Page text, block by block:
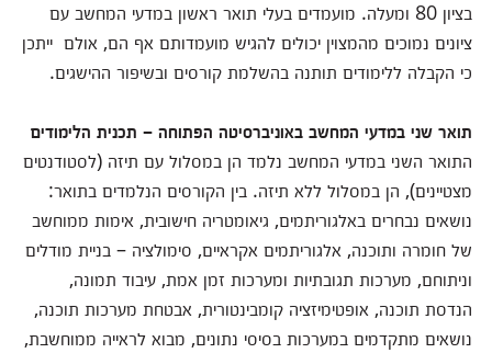
בציון 80 ומעלה. מועמדים בעלי תואר ראשון במדעי המחשב עם
ציונים נמוכים מהמצוין יכולים להגיש מועמדותם אף הם, אולם ייתכן
כי הקבלה ללימודים תותנה בהשלמת קורסים ובשיפור ההישגים.
תואר שני במדעי המחשב באוניברסיטה הפתוחה – תכנית הלימודים
התואר השני במדעי המחשב נלמד הן במסלול עם תיזה (לסטודנטים
מצטיינים), הן במסלול ללא תיזה. בין הקורסים הנלמדים בתואר:
נושאים נבחרים באלגוריתמים, גיאומטריה חישובית, אימות ממוחשב
של חומרה ותוכנה, אלגוריתמים אקראיים, סימולציה – בניית מודלים
וניתוחם, מערכות תגובתיות ומערכות זמן אמת, עיבוד תמונה,
הנדסת תוכנה, אופטימיזציה קומבינטורית, אבטחת מערכות תוכנה,
נושאים מתקדמים במערכות בסיסי נתונים, מבוא לראייה ממוחשבת,